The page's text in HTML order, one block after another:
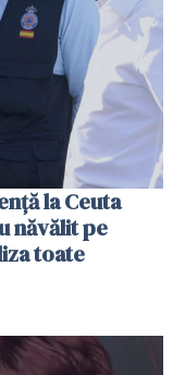
la Ceuta
năvălit pe
toate